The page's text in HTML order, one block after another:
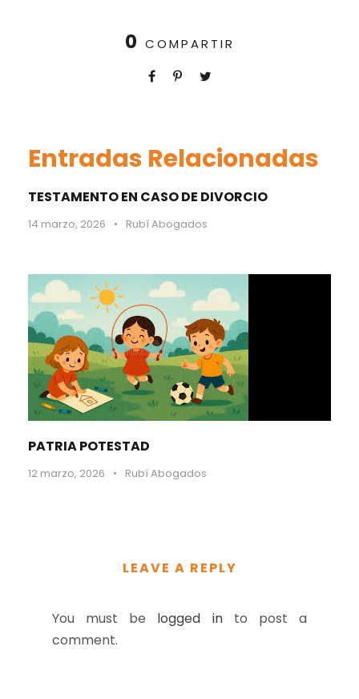
0 COMPARTIR
Entradas Relacionadas
TESTAMENTO EN CASO DE DIVORCIO
14 marzo, 2026 • Rubí Abogados
PATRIA POTESTAD
12 marzo, 2026 • Rubí Abogados
LEAVE A REPLY
You must be logged into post a
comment.